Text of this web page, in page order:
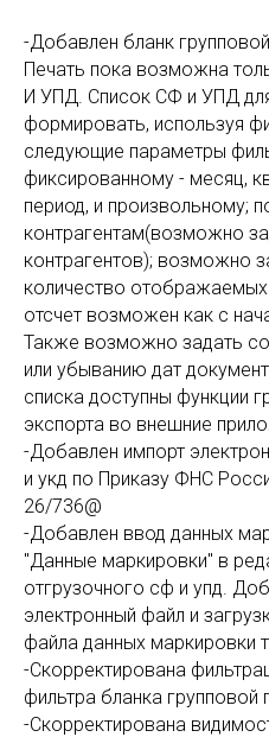
-Добавлен бланк
Печать пока возможна
И УПД. Список СФ и УПД
формировать, используя
следующие параметры
фиксированному - месяц,
период, и произвольному;
контрагентам(возможно
контрагентов); возможно
количество
отсчет возможен как с
Также возможно задать
или убыванию дат
списка доступны функции
экспорта во внешние
-Добавлен импорт
и укд по Приказу ФНС
26/736@
-Добавлен ввод данных
"Данные маркировки" в
отгрузочного сф и упд.
электронный файл и
файла данных маркировки
-Скорректирована
фильтра бланка групповой
-Скорректирована